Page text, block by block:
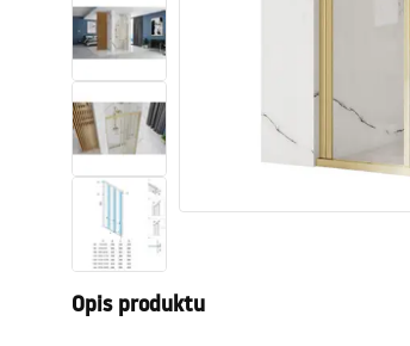
Wanny i parawany
Baterie
Natryski
Kuchnia
Akcesoria i meble łazienkowe
Opis produktu